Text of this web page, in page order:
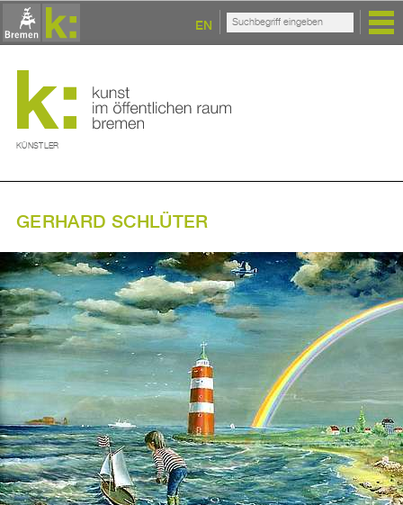
EN
KÜNSTLER
GERHARD SCHLÜTER